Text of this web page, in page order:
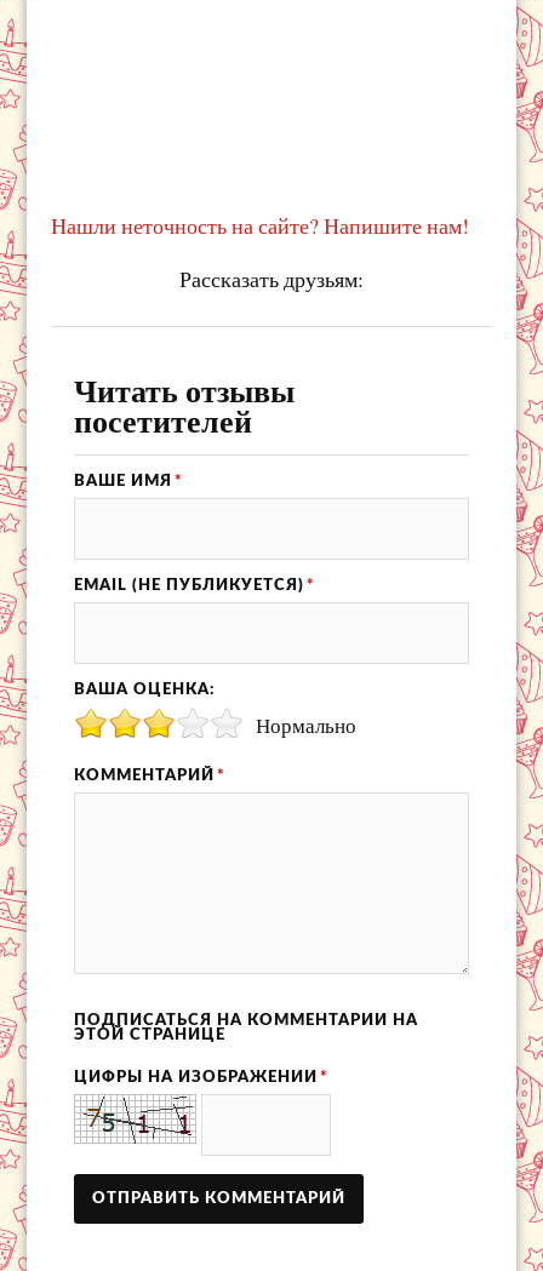
Нашли неточность на сайте? Напишите нам!
Рассказать друзьям:
Читать отзывы
посетителей
ВАШЕ ИМЯ *
EMAIL (НЕ ПУБЛИКУЕТСЯ) *
ВАША ОЦЕНКА:
Нормально
КОММЕНТАРИЙ *
ПОДПИСАТЬСЯ НА КОММЕНТАРИИ НА
ЭТОЙ СТРАНИЦЕ
ЦИФРЫ НА ИЗОБРАЖЕНИИ *